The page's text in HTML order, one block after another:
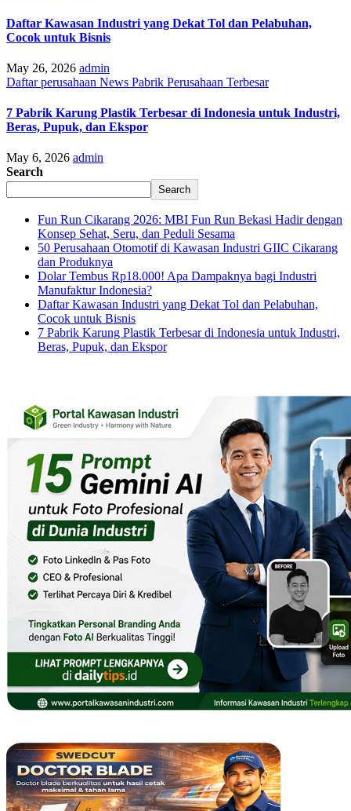
Daftar Kawasan Industri yang Dekat Tol dan Pelabuhan,
Cocok untuk Bisnis
May 26, 2026 admin
Daftar perusahaan News Pabrik Perusahaan Terbesar
7 Pabrik Karung Plastik Terbesar di Indonesia untuk Industri,
Beras, Pupuk, dan Ekspor
May 6, 2026 admin
Search
Search
Fun Run Cikarang 2026: MBI Fun Run Bekasi Hadir dengan
Konsep Sehat, Seru, dan Peduli Sesama
50 Perusahaan Otomotif di Kawasan Industri GIIC Cikarang
dan Produknya
Dolar Tembus Rp18.000! Apa Dampaknya bagi Industri
Manufaktur Indonesia?
Daftar Kawasan Industri yang Dekat Tol dan Pelabuhan,
Cocok untuk Bisnis
7 Pabrik Karung Plastik Terbesar di Indonesia untuk Industri,
Beras, Pupuk, dan Ekspor